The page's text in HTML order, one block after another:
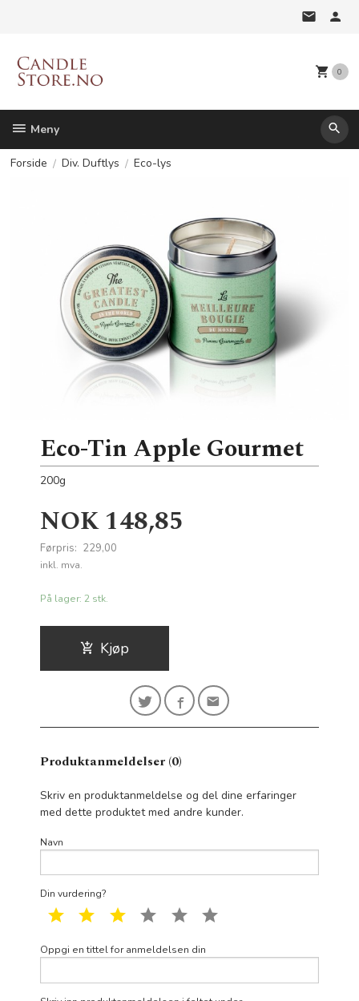
0
Meny
Forside Div. Duftlys Eco-lys
Eco-Tin Apple Gourmet
200g
Tilbud
NOK148,85
Førpris: 229,00
Rabatt
inkl. mva.
På lager: 2 stk.
Kjøp
Produktanmeldelser (0)
Skriv en produktanmeldelse og del dine erfaringer
med dette produktet med andre kunder.
Navn
Din vurdering?
1 star 2 star 3 star 4 star 5 star
Oppgi en tittel for anmeldelsen din